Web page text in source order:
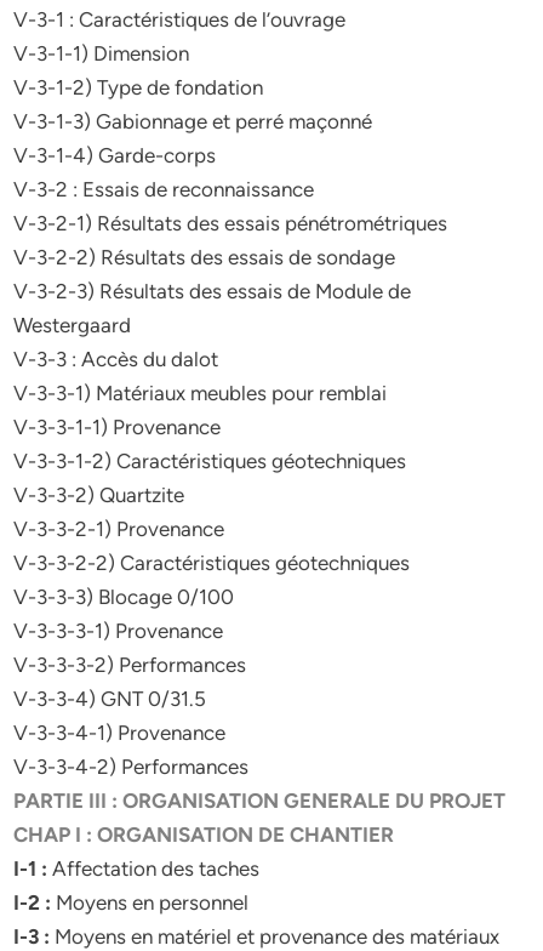
V-3-1 : Caractéristiques de l’ouvrage
V-3-1-1) Dimension
V-3-1-2) Type de fondation
V-3-1-3) Gabionnage et perré maçonné
V-3-1-4) Garde-corps
V-3-2 : Essais de reconnaissance
V-3-2-1) Résultats des essais pénétrométriques
V-3-2-2) Résultats des essais de sondage
V-3-2-3) Résultats des essais de Module de
Westergaard
V-3-3 : Accès du dalot
V-3-3-1) Matériaux meubles pour remblai
V-3-3-1-1) Provenance
V-3-3-1-2) Caractéristiques géotechniques
V-3-3-2) Quartzite
V-3-3-2-1) Provenance
V-3-3-2-2) Caractéristiques géotechniques
V-3-3-3) Blocage 0/100
V-3-3-3-1) Provenance
V-3-3-3-2) Performances
V-3-3-4) GNT 0/31.5
V-3-3-4-1) Provenance
V-3-3-4-2) Performances
PARTIE III : ORGANISATION GENERALE DU PROJET
CHAP I : ORGANISATION DE CHANTIER
I-1 : Affectation des taches
I-2 : Moyens en personnel
I-3 : Moyens en matériel et provenance des matériaux